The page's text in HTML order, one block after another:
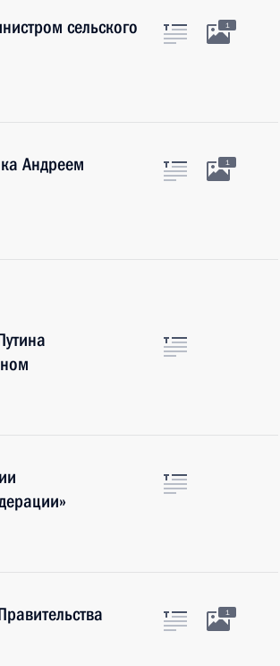
сельского
1
Андреем
1
1